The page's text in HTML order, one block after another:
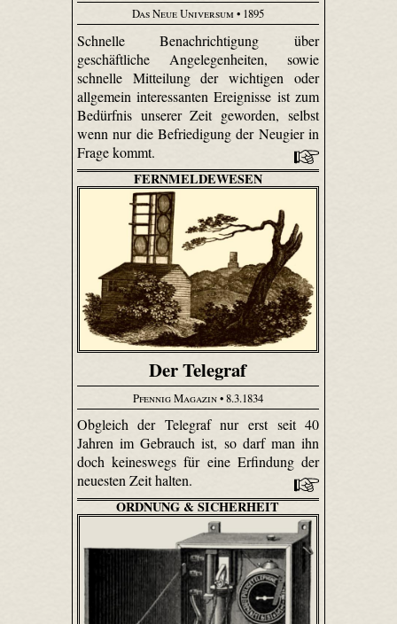
Das Neue Universum • 1895
Schnelle Benachrichtigung über
geschäftliche Angelegenheiten, sowie
schnelle Mitteilung der wichtigen oder
allgemein interessanten Ereignisse ist zum
Bedürfnis unserer Zeit geworden, selbst
wenn nur die Befriedigung der Neugier in
Frage kommt.
FERNMELDEWESEN
Der Telegraf
Pfennig Magazin• 8.3.1834
Obgleich der Telegraf nur erst seit 40
Jahren im Gebrauch ist, so darf man ihn
doch keineswegs für eine Erfindung der
neuesten Zeit halten.
ORDNUNG & SICHERHEIT